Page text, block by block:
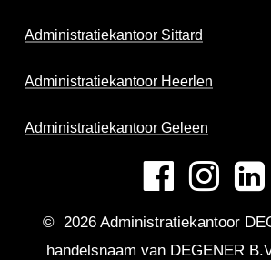
Administratiekantoor Sittard
Administratiekantoor Heerlen
Administratiekantoor Geleen
© 2026Administratiekantoor
handelsnaam van DEGENER